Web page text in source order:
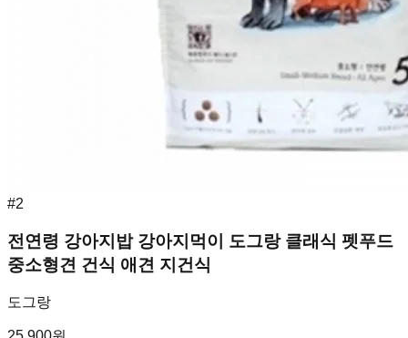
#2
전연령 강아지밥 강아지먹이 도그랑 클래식 펫푸드
중소형견 건식 애견 지건식
도그랑